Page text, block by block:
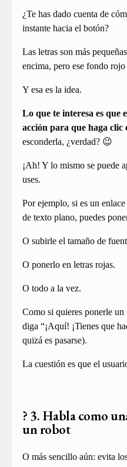
¿Te has dado cuenta de
instante hacia el botón?
Las letras son más
encima, pero ese fondo
Y esa es la idea.
Lo que te interesa es que
acción para que haga clic
esconderla, ¿verdad? 😉
¡Ah! Y lo mismo se puede
uses.
Por ejemplo, si es un
de texto plano, puedes
O subirle el tamaño de
O ponerlo en letras rojas.
O todo a la vez.
Como si quieres ponerle
diga “¡Aquí! ¡Tienes que
quizá es pasarse).
La cuestión es que el
? 3. Habla como
un robot
O más sencillo aún: evita